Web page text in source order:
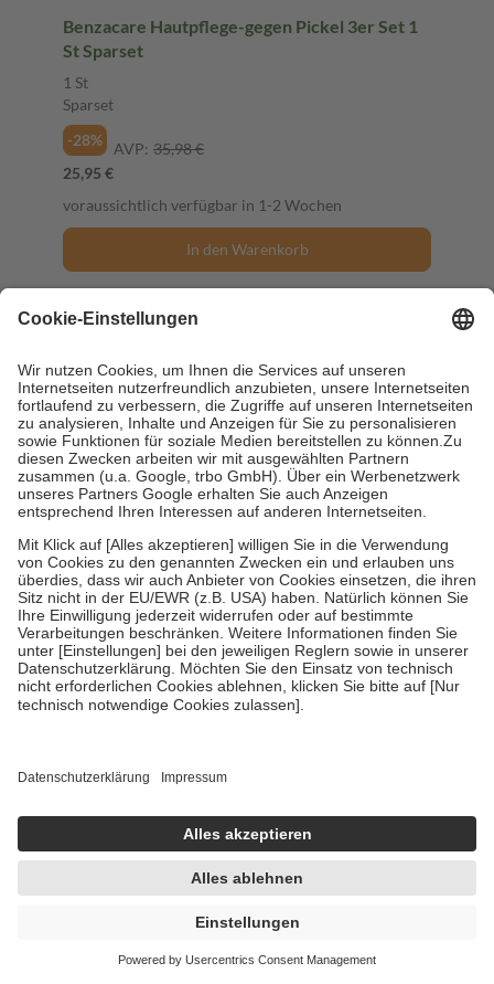
Benzacare Hautpflege-gegen Pickel 3er Set 1
St Sparset
1 St
Sparset
-28%
AVP: 35,98 €
25,95 €
voraussichtlich verfügbar in 1-2 Wochen
In den Warenkorb
1 Sparset
-24%
UVP: 36,80 €
27,83 €
sofort lieferbar